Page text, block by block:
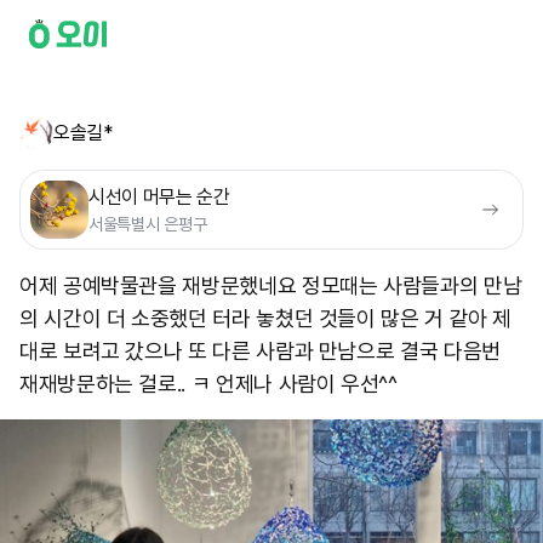
오솔길*
시선이 머무는 순간
서울특별시 은평구
어제 공예박물관을 재방문했네요 정모때는 사람들과의 만남
의 시간이 더 소중했던 터라 놓쳤던 것들이 많은 거 같아 제
대로 보려고 갔으나 또 다른 사람과 만남으로 결국 다음번
재재방문하는 걸로.. ㅋ 언제나 사람이 우선^^ ​